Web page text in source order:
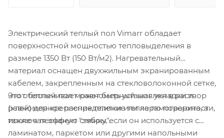
Электрический теплый пол Vimarr обладает
поверхностной мощностью тепловыделения в
размере 1350 Вт (150 Вт/м2). Нагревательный
материал оснащен двухжильным экранированным
кабелем, закрепленным на стекловолоконной сетке,
что обеспечивает равномерный шаг укладки и
равномерное распределение тепла по поверхности,
исключая эффект "зебры".
Этот теплый пол может быть установлен в раствор
(клей) для крепления плитки или керамогранита, а
также в песчаную стяжку, если он используется с
ламинатом, паркетом или другими напольными